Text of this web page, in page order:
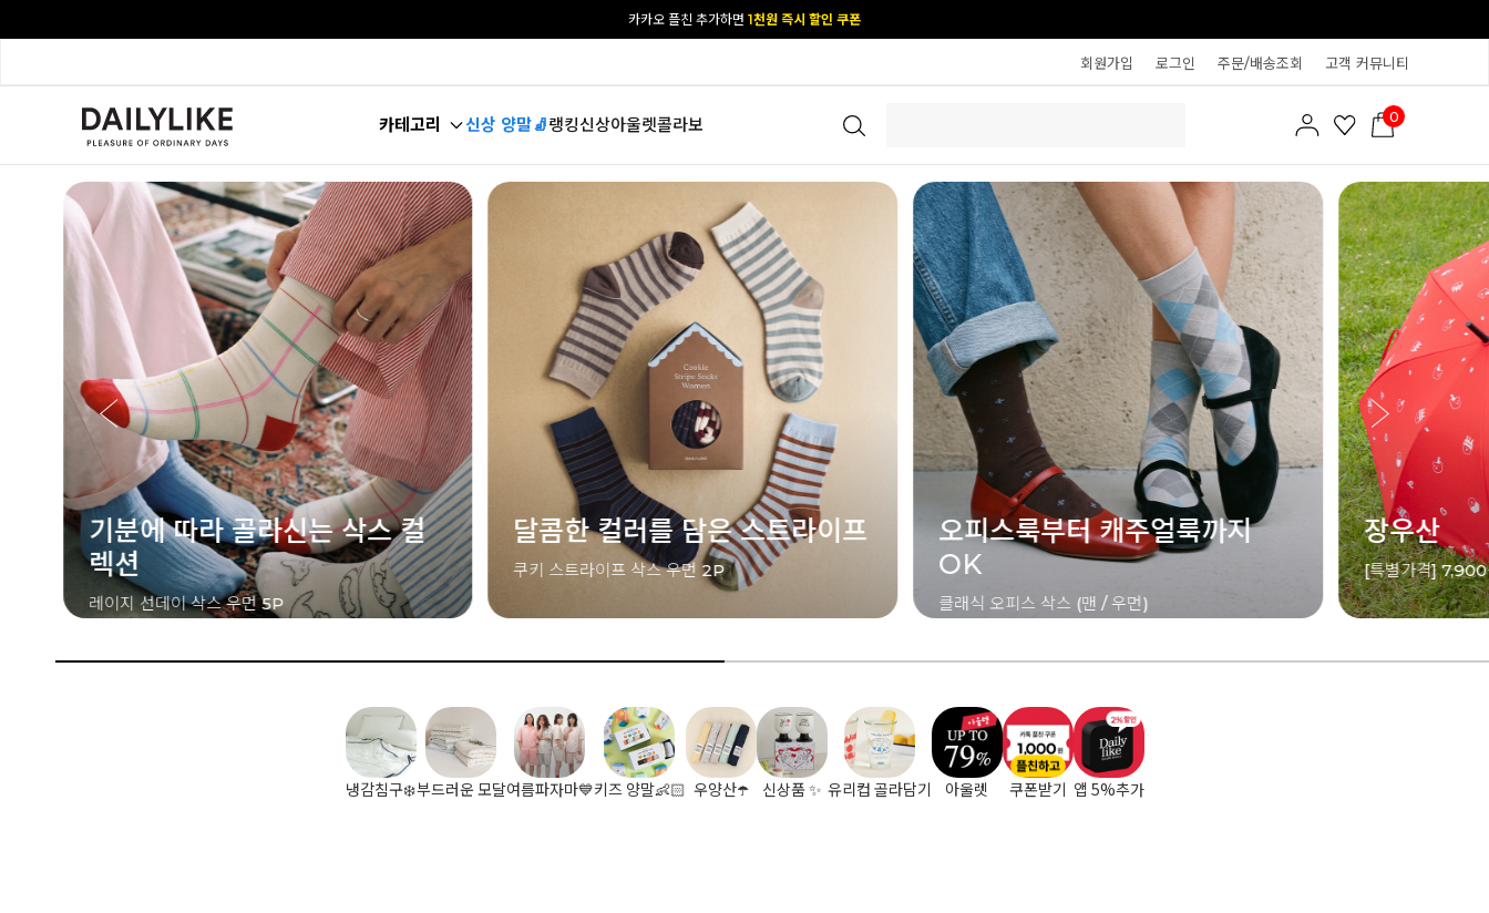
[공식몰 단독] 앱 다운받고2% 결제 할인 받기
회원가입 로그인 주문/배송조회 고객 커뮤니티
카테고리 신상 양말🧦랭킹신상아울렛콜라보 0
달콤한 컬러를 담은 스트라이프
쿠키 스트라이프 삭스 우먼 2P
오피스룩부터 캐주얼룩까지
OK
장우산
[특별가격] 7,900원
오디즈 섬
[특별가격]
냉감침구❄️부드러운 모달여름파자마💙키즈 양말👶🏻 우양산☂️ 신상품 ✨ 유리컵 골라담기 아울렛
플친하고
쿠폰받기 앱 5%추가